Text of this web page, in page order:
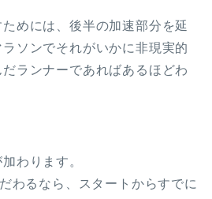
めには、後半の加速部分を延
ソンでそれがいかに非現実的
ランナーであればあるほどわ
わります。
わるなら、スタートからすでに